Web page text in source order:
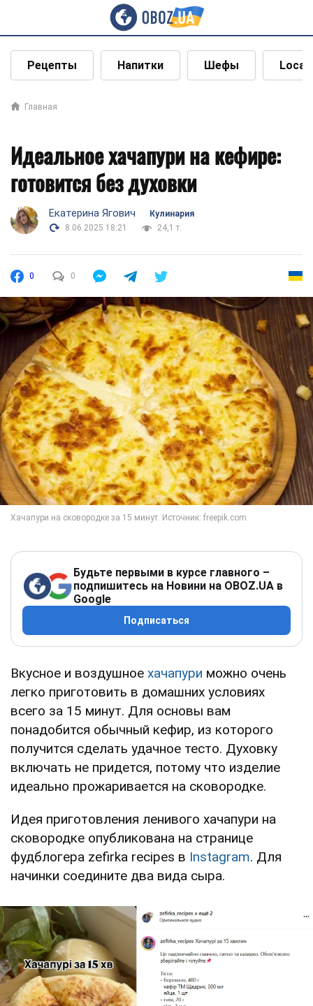
Рецепты Напитки Шефы Local
Главная
Идеальное хачапури на кефире:
готовится без духовки
Екатерина Ягович
Кулинария
8.06.2025 18:21
24,1 т.
0 0
Будьте первыми в курсе главного –
подпишитесь на Новини на OBOZ.UA в
Google
Подписаться
Вкусное и воздушное хачапури можно очень
легко приготовить в домашних условиях
всего за 15 минут. Для основы вам
понадобится обычный кефир, из которого
получится сделать удачное тесто. Духовку
включать не придется, потому что изделие
идеально прожаривается на сковородке.
Идея приготовления ленивого хачапури на
сковородке опубликована на странице
фудблогера zefirka recipes в Instagram. Для
начинки соедините два вида сыра.